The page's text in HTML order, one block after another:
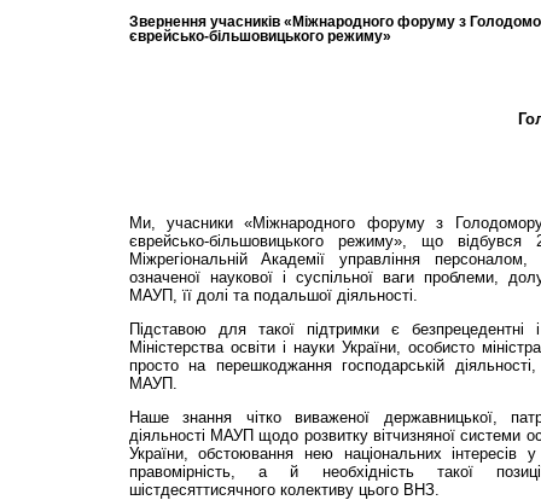
Звернення учасників «Міжнародного форуму з
єврейсько-більшовицького режиму»
Ми, учасники «Міжнародного форуму з
єврейсько-більшовицького режиму», що
Міжрегіональній Академії управління
означеної наукової і суспільної ваги проблеми,
МАУП, її долі та подальшої діяльності.
Підставою для такої підтримки є безпрецедентні
Міністерства освіти і науки України, особисто
просто на перешкоджання господарській
МАУП.
Наше знання чітко виваженої державницької,
діяльності МАУП щодо розвитку вітчизняної системи
України, обстоювання нею національних інтересів
правомірність, а й необхідність такої
шістдесяттисячного колективу цього ВНЗ.